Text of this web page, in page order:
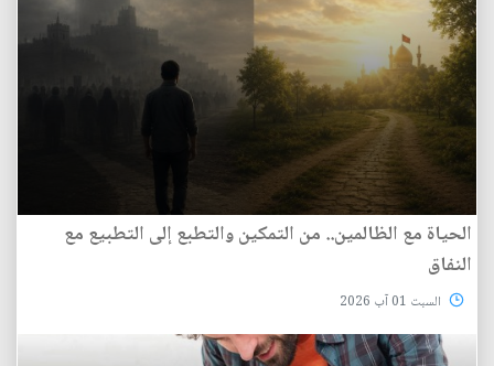
الحياة مع الظالمين.. من التمكين والتطبع إلى التطبيع مع
النفاق
السبت 01 آب 2026